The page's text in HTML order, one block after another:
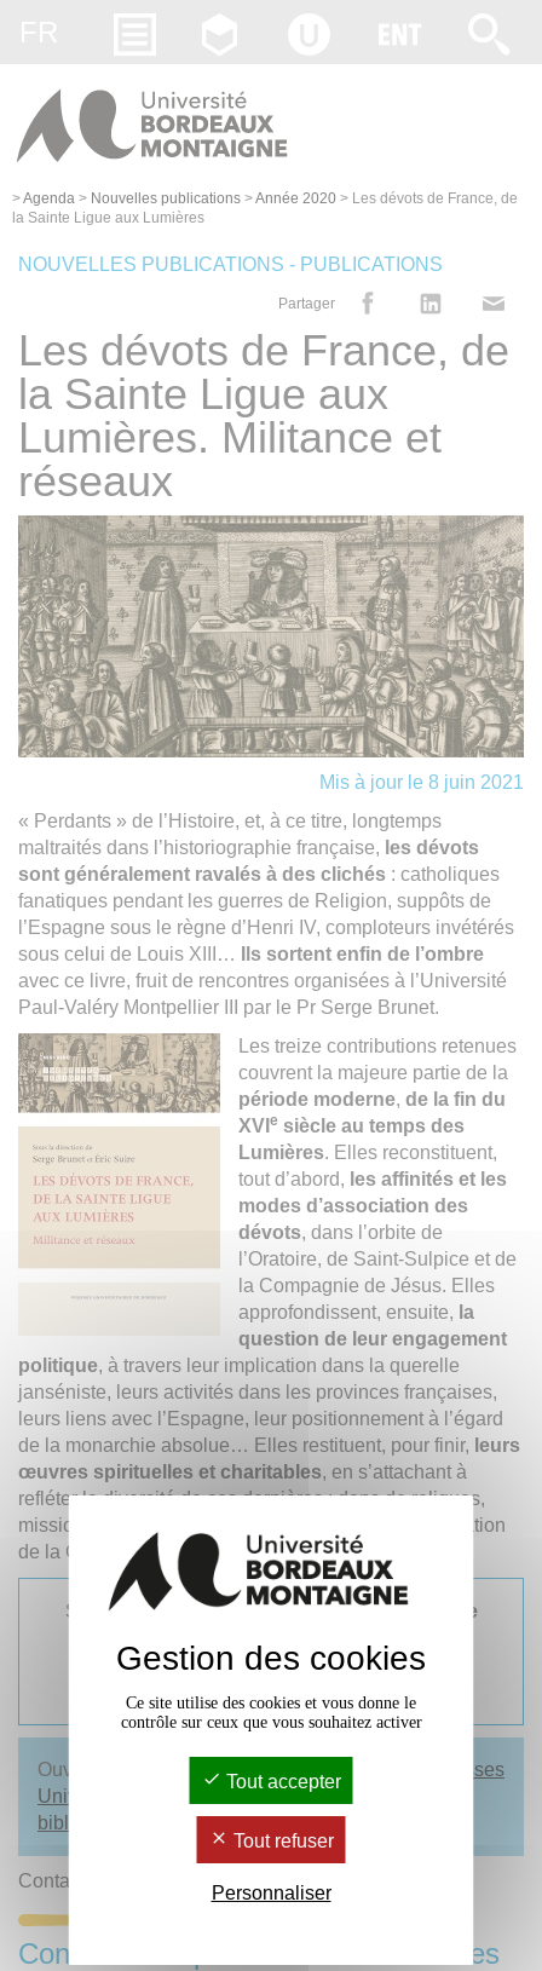
>Agenda > Nouvelles publications >Année 2020 > Les dévots de France, de
la Sainte Ligue aux Lumières
NOUVELLES PUBLICATIONS - PUBLICATIONS
Partager
Les dévots de France, de
la Sainte Ligue aux
Lumières. Militance et
réseaux
Mis à jour le 8 juin 2021
« Perdants » de l’Histoire, et, à ce titre, longtemps
maltraités dans l’historiographie française, les dévots
sont généralement ravalés à des clichés : catholiques
fanatiques pendant les guerres de Religion, suppôts de
l’Espagne sous le règne d’Henri IV, comploteurs invétérés
sous celui de Louis XIII…
Ils sortent enfin de l’ombre
avec ce livre, fruit de rencontres organisées à l’Université
Paul-Valéry Montpellier III par le Pr Serge Brunet.
Les treize contributions retenues
couvrent la majeure partie de la
période moderne, de la fin du
XVI e siècle au temps des
Lumières. Elles reconstituent,
tout d’abord, les affinités et les
modes d’association des
dévots, dans l’orbite de
l’Oratoire, de Saint-Sulpice et de
la Compagnie de Jésus. Elles
approfondissent, ensuite, la
question de leur engagement
politique, à travers leur implication dans la querelle
janséniste, leurs activités dans les provinces françaises,
leurs liens avec l’Espagne, leur positionnement à l’égard
de la monarchie absolue… Elles restituent, pour finir, leurs
œuvres spirituelles et charitables, en s’attachant à
refléter la diversité de ces dernières : dons de reliques,
missions rurales, assistance aux pauvres, évangélisation
de la Chine.
Sous la direction de Serge BrunetetÉric Suire
298 pages
Ouvrage disponible en librairie, sur le site des
Presses
Universitaires de Bordeaux
et dans
bibliothèques de l'université
Contact : Presses Universitaires de Bordeaux
Consulter les publications des années
Gestion des cookies
Ce site utilise des cookies et vous donne le
contrôle sur ceux que vous souhaitez activer
Tout accepter
Tout refuser
Personnaliser